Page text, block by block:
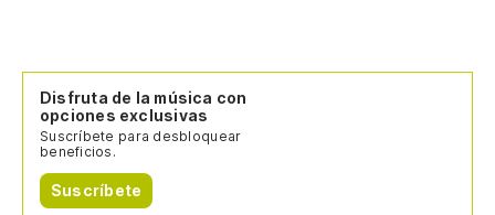
Disfruta de la música con
opciones exclusivas
Suscríbete para desbloquear
beneficios.
Suscríbete